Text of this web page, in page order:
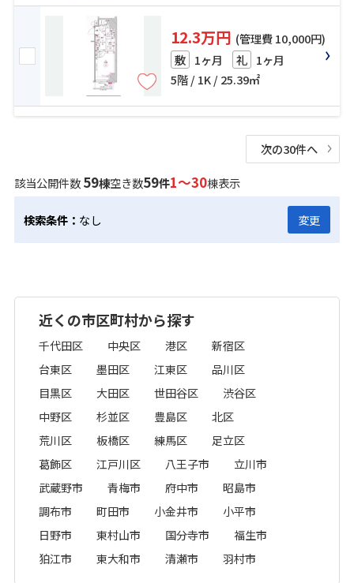
12.3万円 (管理費 10,000円)
敷 1ヶ月 礼 1ヶ月
5階 / 1K / 25.39㎡
次の30件へ
該当公開件数59棟空き数59件1～30棟表示
検索条件： なし 変更
近くの市区町村から探す
千代田区 中央区 港区
新宿区
台東区
墨田区 江東区
品川区
目黒区
大田区 世田谷区
渋谷区
中野区
杉並区 豊島区
北区
荒川区
板橋区 練馬区
足立区
葛飾区
江戸川区 八王子市
立川市
武蔵野市
青梅市 府中市
昭島市
調布市
町田市 小金井市
小平市
日野市
東村山市 国分寺市
福生市
狛江市
東大和市 清瀬市 羽村市